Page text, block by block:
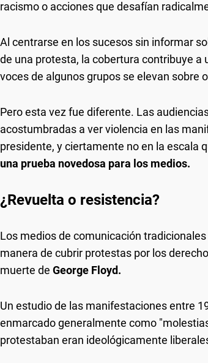
racismo o acciones que desafían
Al centrarse en los sucesos sin informar
de una protesta, la cobertura contribuye a
voces de algunos grupos se elevan sobre
Pero esta vez fue diferente. Las
acostumbradas a ver violencia en las
presidente, y ciertamente no en la escala
una prueba novedosa para los medios.
¿Revuelta o resistencia?
Los medios de comunicación
manera de cubrir protestas por los
muerte de George Floyd.
Un estudio de las manifestaciones entre
enmarcado generalmente como
protestaban eran ideológicamente